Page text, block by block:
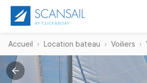
Accueil Location bateau Voiliers